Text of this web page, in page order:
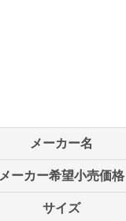
メーカー名
メーカー希望小売価格
サイズ